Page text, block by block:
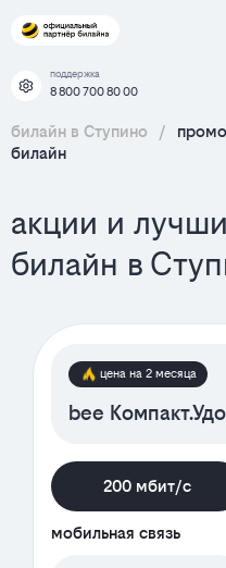
поддержка
8 800 700 80 00
билайн в Ступино /
билайн
акции и
билайн в
цена на 2 месяца
bee
200 мбит/с
мобильная связь